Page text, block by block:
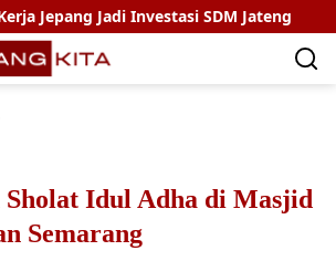
Jadi Investasi SDM Jateng
Sholat Idul Adha di Masjid
Semarang